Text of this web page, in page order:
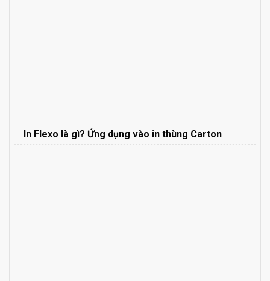
In Flexo là gì? Ứng dụng vào in thùng Carton